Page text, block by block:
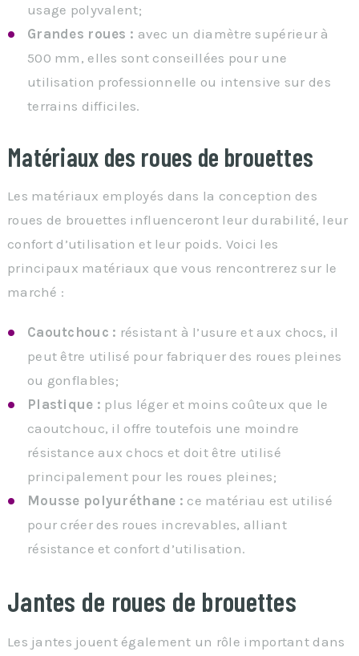
usage polyvalent;
Grandes roues : avec un diamètre supérieur à
500 mm, elles sont conseillées pour une
utilisation professionnelle ou intensive sur des
terrains difficiles.
Matériaux des roues de brouettes
Les matériaux employés dans la conception des
roues de brouettes influenceront leur durabilité, leur
confort d’utilisation et leur poids. Voici les
principaux matériaux que vous rencontrerez sur le
marché :
Caoutchouc : résistant à l’usure et aux chocs, il
peut être utilisé pour fabriquer des roues pleines
ou gonflables;
Plastique : plus léger et moins coûteux que le
caoutchouc, il offre toutefois une moindre
résistance aux chocs et doit être utilisé
principalement pour les roues pleines;
Mousse polyuréthane : ce matériau est utilisé
pour créer des roues increvables, alliant
résistance et confort d’utilisation.
Jantes de roues de brouettes
Les jantes jouent également un rôle important dans